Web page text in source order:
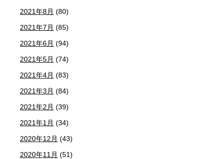
2021年8月 (80)
2021年7月 (85)
2021年6月 (94)
2021年5月 (74)
2021年4月 (83)
2021年3月 (84)
2021年2月 (39)
2021年1月 (34)
2020年12月 (43)
2020年11月 (51)